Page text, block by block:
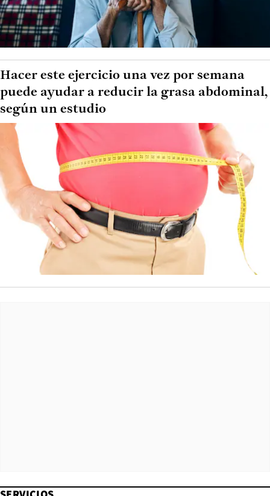
Hacer este ejercicio una vez por semana
puede ayudar a reducir la grasa abdominal,
según un estudio